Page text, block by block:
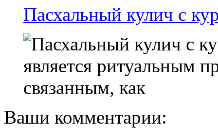
Пасхальный кулич с
является ритуальным
связанным, как
Ваши комментарии: